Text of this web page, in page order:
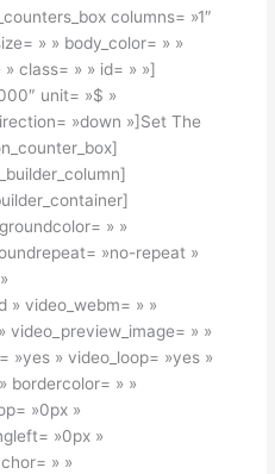
columns= »1″
» » body_color= » »
class= » » id= » »]
unit= »$ »
»down »]Set The
» »
»no-repeat »
» video_webm= » »
video_preview_image= » »
»yes » video_loop= »yes »
bordercolor= » »
»0px »
»0px »
» »